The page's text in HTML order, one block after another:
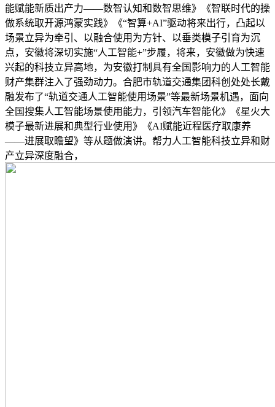
能赋能新质出产力——数智认知和数智思维》《智联时代的操
做系统取开源鸿蒙实践》《“智算+AI”驱动将来出行，凸起以
场景立异为牵引、以融合使用为方针、以垂类模子引育为沉
点，安徽将深切实施“人工智能+”步履，将来，安徽做为快速
兴起的科技立异高地，为安徽打制具有全国影响力的人工智能
财产集群注入了强劲动力。合肥市轨道交通集团科创处处长戴
融发布了“轨道交通人工智能使用场景”等最新场景机遇，面向
全国搜集人工智能场景使用能力，引领汽车智能化》《星火大
模子最新进展和典型行业使用》《AI赋能近程医疗取康养
——进展取瞻望》等从题做演讲。帮力人工智能科技立异和财
产立异深度融合，